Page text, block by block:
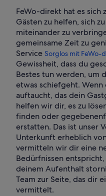
FeWo-direkt hat es sich
Gästen zu helfen, sich
miteinander zu
gemeinsame Zeit zu
Service Sorglos mit FeWo-
Gewissheit, dass du
Bestes tun werden, um
etwas schiefgeht.
auftaucht, das dein
helfen wir dir, es zu
finden oder
erstatten. Das ist unser
Unterkunft erheblich
vermitteln wir dir eine
Bedürfnissen
deinem Aufenthalt
Team zur Seite, das dir
vermittelt.